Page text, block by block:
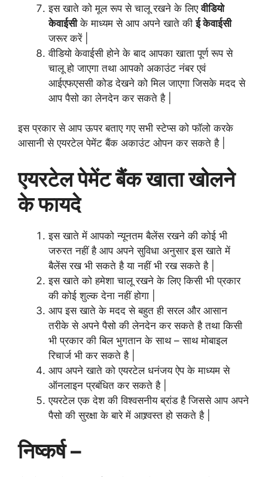
इस खाते को मूल रूप से चालू रखने के लिएवीडियो
केवाईसीके माध्यम से आप अपने खाते कीई केवाईसी
जरूर करें |
वीडियो केवाईसी होने के बाद आपका खाता पूर्ण रूप से
चालू हो जाएगा तथा आपको अकाउंट नंबर एवं
आईएफएससी कोड देखने को मिल जाएगा जिसके मदद से
आप पैसो का लेनदेन कर सकते है |
इस प्रकार से आप ऊपर बताए गए सभी स्टेप्स को फॉलो करके
आसानी से एयरटेल पेमेंट बैंक अकाउंट ओपन कर सकते है |
एयरटेल पेमेंट बैंक खाता खोलने
के फायदे
इस खाते में आपको न्यूनतम बैलेंस रखने की कोई भी
जरुरत नहीं है आप अपने सुविधा अनुसार इस खाते में
बैलेंस रख भी सकते है या नहीं भी रख सकते है |
इस खाते को हमेशा चालू रखने के लिए किसी भी प्रकार
की कोई शुल्क देना नहीं होगा |
आप इस खाते के मदद से बहुत ही सरल और आसान
तरीके से अपने पैसो की लेनदेन कर सकते है तथा किसी
भी प्रकार की बिल भुगतान के साथ – साथ मोबाइल
रिचार्ज भी कर सकते है |
आप अपने खाते को एयरटेल धनंजय ऐप के माध्यम से
ऑनलाइन प्रबंधित कर सकते है |
एयरटेल एक देश की विश्वसनीय ब्रांड है जिससे आप अपने
पैसो की सुरक्षा के बारे में आश्र्वस्त हो सकते है |
निष्कर्ष –